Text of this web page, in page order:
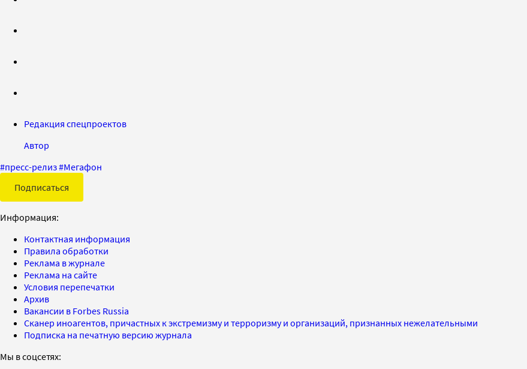
Редакция спецпроектов
Автор
#пресс-релиз#Мегафон
Подписаться
Информация:
Контактная информация
Правила обработки
Реклама в журнале
Реклама на сайте
Условия перепечатки
Архив
Вакансии в Forbes Russia
Сканер иноагентов, причастных к экстремизму и терроризму и организаций, признанных нежелательными
Подписка на печатную версию журнала
Мы в соцсетях: